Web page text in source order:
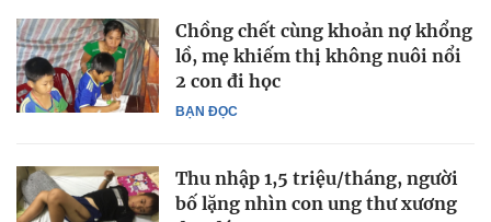
BẠN ĐỌC
Chồng chết cùng khoản nợ khổng
lồ, mẹ khiếm thị không nuôi nổi
2 con đi học
Thu nhập 1,5 triệu/tháng, người
bố lặng nhìn con ung thư xương